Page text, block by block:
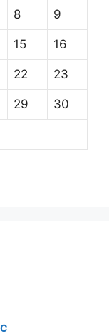
8 9
15 16
22 23
29 30